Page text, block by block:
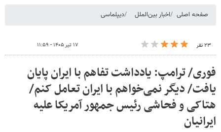
صفحه اصلی اخبار بین‌الملل دیپلماسی
۲۳ نفر ۱۷ تیر ۱۴۰۵ - ۱۱:۵۹
فوری/ ترامپ: یادداشت تفاهم با ایران پایان
یافت/ دیگر نمی‌خواهم با ایران تعامل کنم/
هتاکی و فحاشی رئیس جمهور آمریکا علیه
ایرانیان